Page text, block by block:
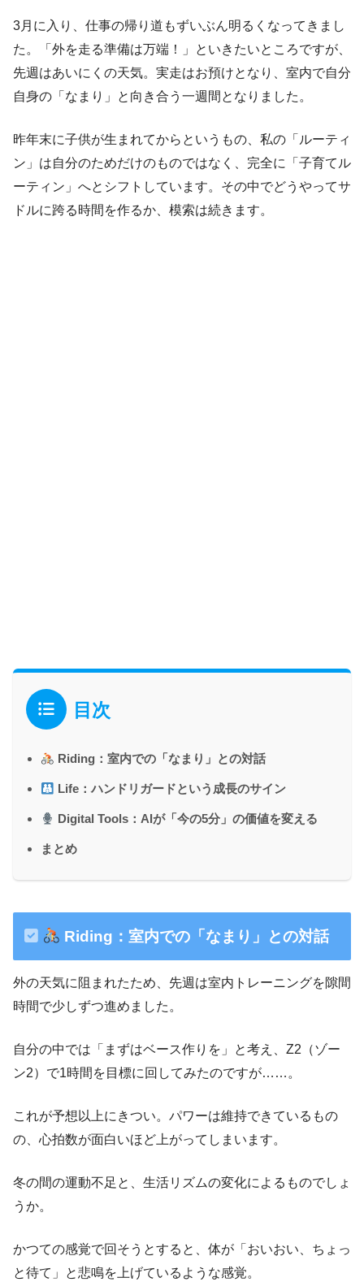
3月に入り、仕事の帰り道もずいぶん明るくなってきまし
た。「外を走る準備は万端！」といきたいところですが、
先週はあいにくの天気。実走はお預けとなり、室内で自分
自身の「なまり」と向き合う一週間となりました。
昨年末に子供が生まれてからというもの、私の「ルーティ
ン」は自分のためだけのものではなく、完全に「子育てル
ーティン」へとシフトしています。その中でどうやってサ
ドルに跨る時間を作るか、模索は続きます。
目次
Riding：室内での「なまり」との対話
Life：ハンドリガードという成長のサイン
Digital Tools：AIが「今の5分」の価値を変える
まとめ
Riding：室内での「なまり」との対話
外の天気に阻まれたため、先週は室内トレーニングを隙間
時間で少しずつ進めました。
自分の中では「まずはベース作りを」と考え、Z2（ゾー
ン2）で1時間を目標に回してみたのですが……。
これが予想以上にきつい。パワーは維持できているもの
の、心拍数が面白いほど上がってしまいます。
冬の間の運動不足と、生活リズムの変化によるものでしょ
うか。
かつての感覚で回そうとすると、体が「おいおい、ちょっ
と待て」と悲鳴を上げているような感覚。